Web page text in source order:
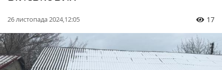
26 листопада 2024,12:05 17